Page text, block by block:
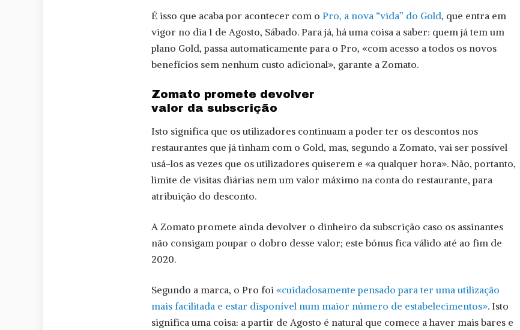
É isso que acaba por acontecer com o Pro, a nova “vida” do Gold, que entra em
vigor no dia 1 de Agosto, Sábado. Para já, há uma coisa a saber: quem já tem um
plano Gold, passa automaticamente para o Pro, «com acesso a todos os novos
benefícios sem nenhum custo adicional», garante a Zomato.
Zomato promete devolver
valor da subscrição
Isto significa que os utilizadores continuam a poder ter os descontos nos
restaurantes que já tinham com o Gold, mas, segundo a Zomato, vai ser possível
usá-los as vezes que os utilizadores quiserem e «a qualquer hora». Não, portanto,
limite de visitas diárias nem um valor máximo na conta do restaurante, para
atribuição do desconto.
A Zomato promete ainda devolver o dinheiro da subscrição caso os assinantes
não consigam poupar o dobro desse valor; este bónus fica válido até ao fim de
2020.
Segundo a marca, o Pro foi «cuidadosamente pensado para ter uma utilização
mais facilitada e estar disponível num maior número de estabelecimentos». Isto
significa uma coisa: a partir de Agosto é natural que comece a haver mais bares e